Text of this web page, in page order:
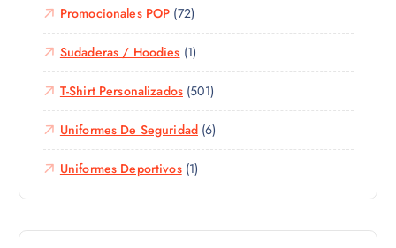
Promocionales POP (72)
Sudaderas / Hoodies (1)
T-Shirt Personalizados(501)
Uniformes De Seguridad(6)
Uniformes Deportivos(1)